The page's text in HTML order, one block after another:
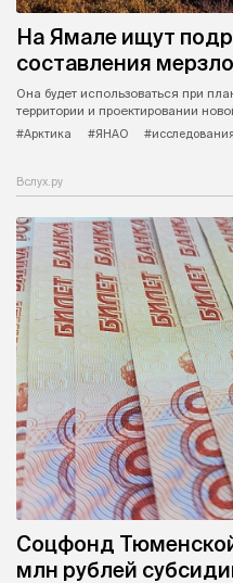
На Ямале ищут
составления
Она будет использоваться при
территории и проектировании
#Арктика
#ЯНАО #исследования
Вслух.ру
Соцфонд
млн рублей